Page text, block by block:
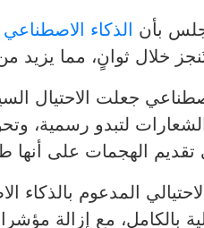
بأن الذكاء الاصطناعي
خلال ثوانٍ، مما يزيد
جعلت الاحتيال
لتبدو رسمية،
تقديم الهجمات على أنها
بالكامل، مع إزالة